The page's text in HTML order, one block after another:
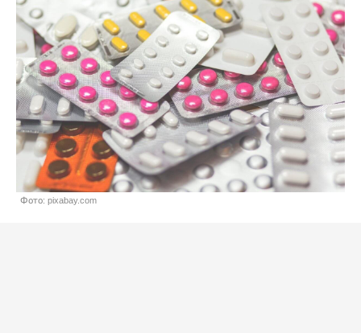
Фото: pixabay.com